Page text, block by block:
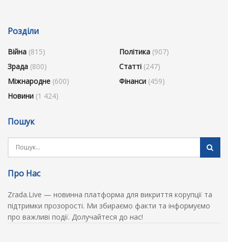
Розділи
Війна (815)
Зрада (800)
Міжнародне (600)
Новини (1 424)
Політика (907)
Статті (247)
Фінанси (459)
Пошук
Про Нас
Zrada.Live — новинна платформа для викриття корупції та
підтримки прозорості. Ми збираємо факти та інформуємо
про важливі події. Долучайтеся до нас!